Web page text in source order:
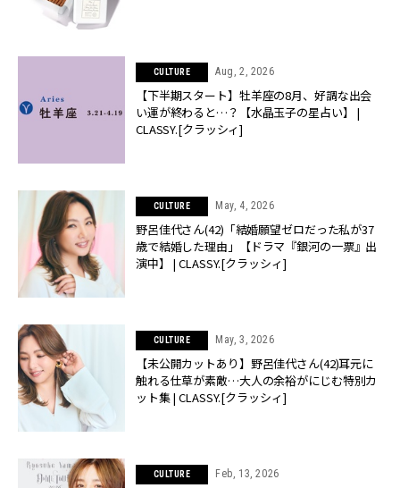
CULTURE Aug, 2, 2026
【下半期スタート】牡羊座の8月、好調な出会
い運が終わると…？【水晶玉子の星占い】 |
CLASSY.[クラッシィ]
CULTURE May, 4, 2026
野呂佳代さん(42)「結婚願望ゼロだった私が37
歳で結婚した理由」【ドラマ『銀河の一票』出
演中】 | CLASSY.[クラッシィ]
CULTURE May, 3, 2026
【未公開カットあり】野呂佳代さん(42)耳元に
触れる仕草が素敵…大人の余裕がにじむ特別カ
ット集 | CLASSY.[クラッシィ]
CULTURE Feb, 13, 2026